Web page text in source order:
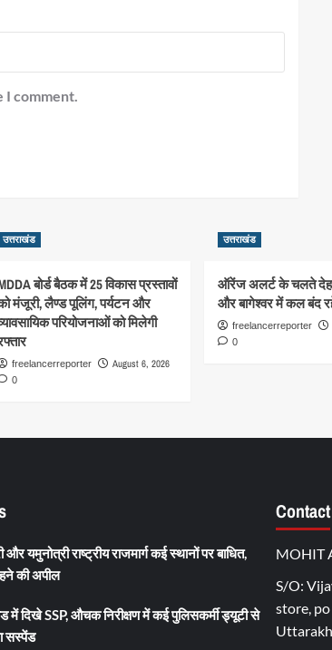
comment.
उत्तराखंड
बोर्ड बैठक में 25 विकास प्रस्तावों
मंजूरी, लैण्ड पूलिंग, पर्यटन और
परियोजनाओं को मिलेगी
freelancerreporter August 6, 2026
0
उत्तराखंड
ऑरेंज अलर्ट के चलते
और बागेश्वर में कल बंद
freelancerreporter
0
यमुनोत्री राष्ट्रीय राजमार्ग कई स्थानों पर बाधित,
की अपील
में दिखे SSP, औचक निरीक्षण में कई पुलिसकर्मी ड्यूटी से
सस्पेंड
Contact
MOHIT
S/O:
store,